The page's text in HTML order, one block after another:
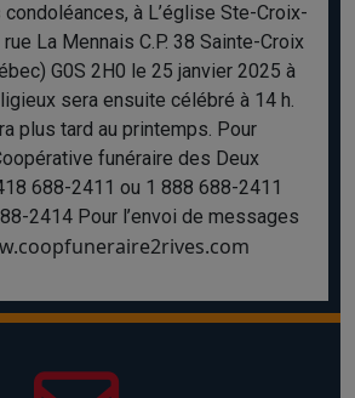
à L’église Ste-Croix-
La Mennais C.P. 38 Sainte-Croix
G0S 2H0 le 25 janvier 2025 à
sera ensuite célébré à 14 h.
plus tard au printemps. Pour
funéraire des Deux
688-2411 ou 1 888 688-2411
2414 Pour l’envoi de messages